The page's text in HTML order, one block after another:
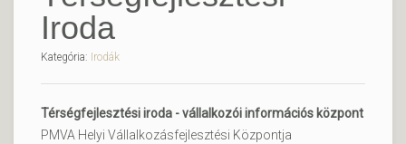
Iroda
Kategória: Irodák
Térségfejlesztési iroda - vállalkozói információs központ
PMVA Helyi Vállalkozásfejlesztési Központja